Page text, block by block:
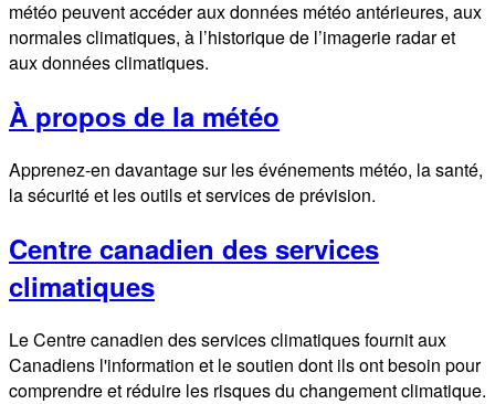
météo peuvent accéder aux données météo antérieures, aux
normales climatiques, à l’historique de l’imagerie radar et
aux données climatiques.
À propos de la météo
Apprenez-en davantage sur les événements météo, la santé,
la sécurité et les outils et services de prévision.
Centre canadien des services
climatiques
Le Centre canadien des services climatiques fournit aux
Canadiens l'information et le soutien dont ils ont besoin pour
comprendre et réduire les risques du changement climatique.